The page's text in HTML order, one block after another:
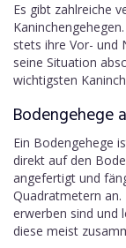
Es gibt zahlreiche
stets ihre Vor- und
seine Situation
wichtigsten
Bodengehege
Ein Bodengehege
direkt auf den
angefertigt und
Quadratmetern an.
erwerben sind und
diese meist